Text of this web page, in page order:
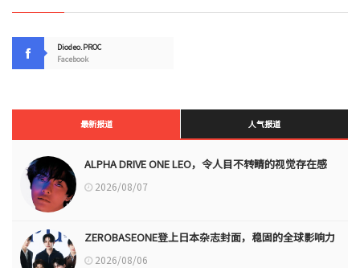
Diodeo.PROC
Facebook
最新报道 人气报道
ALPHA DRIVE ONE LEO，令人目不转睛的视觉存在感
2026/08/07
ZEROBASEONE登上日本杂志封面，稳固的全球影响力
2026/08/06